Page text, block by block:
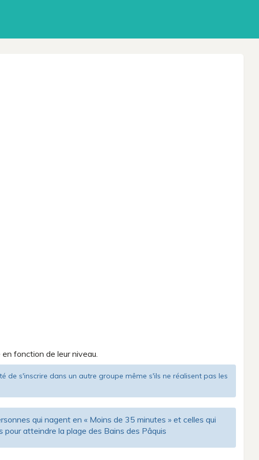
fonction de leur niveau.
de s'inscrire dans un autre groupe même s'ils ne réalisent pas les
qui nagent en « Moins de 35 minutes » et celles qui
pour atteindre la plage des Bains des Pâquis